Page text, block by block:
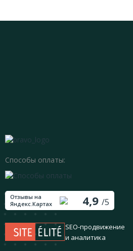
Способы оплаты:
Отзывы на
Яндекс.Картах
4,9 /5
SEO-продвижение
и аналитика